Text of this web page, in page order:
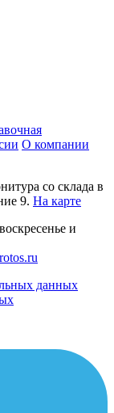
О компании
со склада в
9. На карте
и
данных